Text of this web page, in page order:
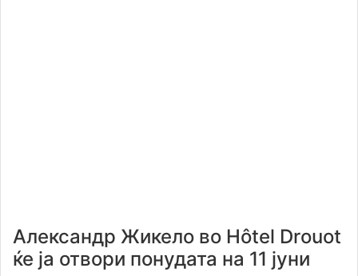
Александр Жикело во Hôtel Drouot
ќе ја отвори понудата на 11 јуни